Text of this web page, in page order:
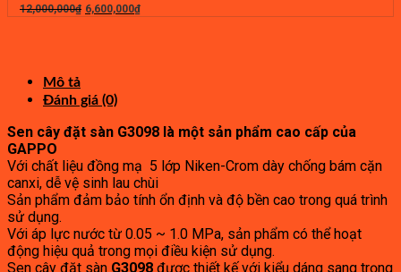
8,125,000₫.
là:
12,000,000₫ Giá
6,600,000₫Giá
Mô tả
Đánh giá (0)
Sen cây đặt sàn G3098 là một sản phẩm cao cấp của
GAPPO
Với chất liệu đồng mạ 5 lớp Niken-Crom dày chống bám cặn
canxi, dễ vệ sinh lau chùi
Sản phẩm đảm bảo tính ổn định và độ bền cao trong quá trình
sử dụng.
Với áp lực nước từ 0.05 ~ 1.0 MPa, sản phẩm có thể hoạt
động hiệu quả trong mọi điều kiện sử dụng.
Sen cây đặt sàn G3098 được thiết kế với kiểu dáng sang trọng